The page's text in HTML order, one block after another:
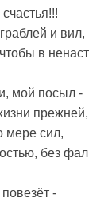
и вил,
в
мой посыл -
мере сил,
без
-